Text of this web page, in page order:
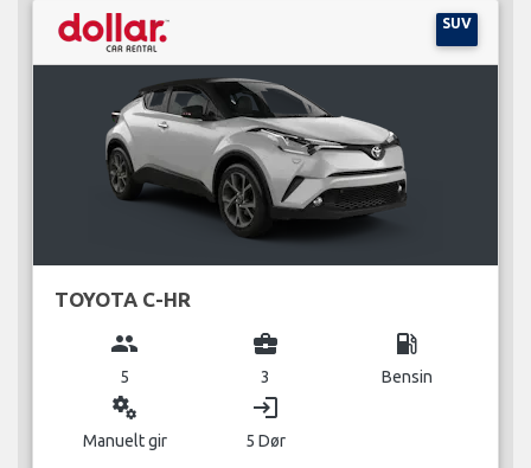
SUV
TOYOTA C-HR
group
5
business_center
3
local_gas_station
Bensin
miscellaneous_services
Manuelt gir
login
5 Dør